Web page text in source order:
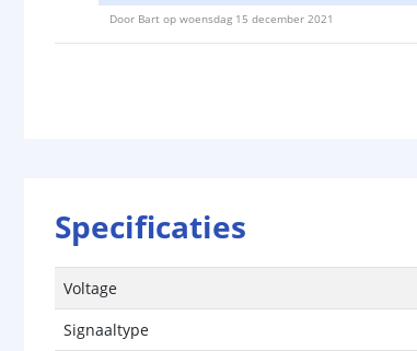
Door Bart op woensdag 15 december 2021
Specificaties
Voltage
Signaaltype